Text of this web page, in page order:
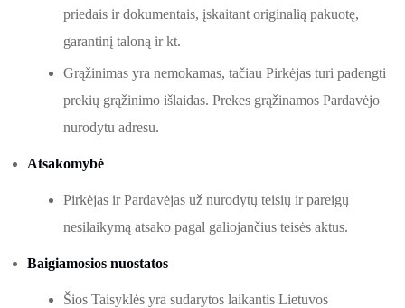
priedais ir dokumentais, įskaitant originalią pakuotę,
garantinį taloną ir kt.
Grąžinimas yra nemokamas, tačiau Pirkėjas turi padengti
prekių grąžinimo išlaidas. Prekes grąžinamos Pardavėjo
nurodytu adresu.
Atsakomybė
Pirkėjas ir Pardavėjas už nurodytų teisių ir pareigų
nesilaikymą atsako pagal galiojančius teisės aktus.
Baigiamosios nuostatos
Šios Taisyklės yra sudarytos laikantis Lietuvos